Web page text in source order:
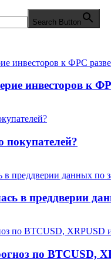
Search Button
инвесторов к
покупателей?
в преддверии
по BTCUSD,